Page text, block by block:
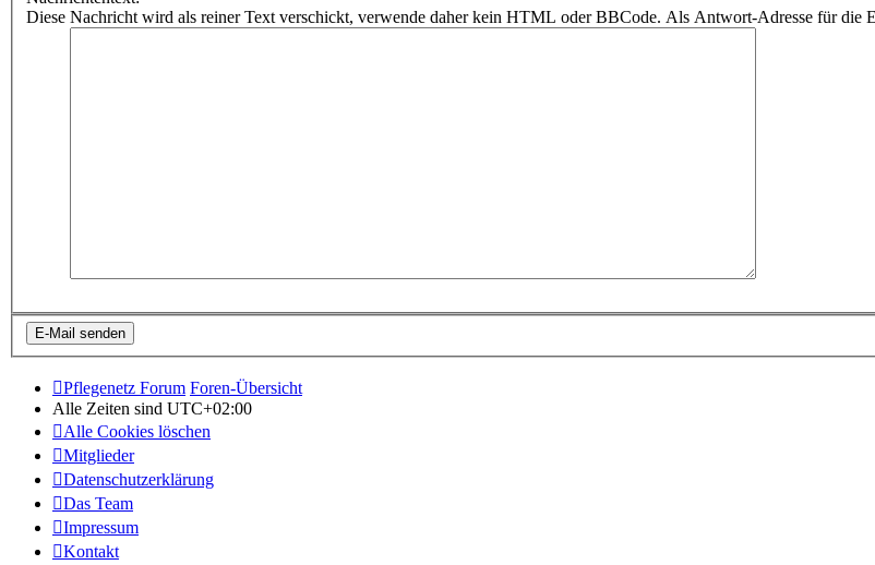
Diese Nachricht wird als reiner Text verschickt, verwende daher kein HTML oder BBCode. Als Antwort-Adresse für die
Pflegenetz Forum Foren-Übersicht
Alle Zeiten sind UTC+02:00
Alle Cookies löschen
Mitglieder
Datenschutzerklärung
Das Team
Impressum
Kontakt